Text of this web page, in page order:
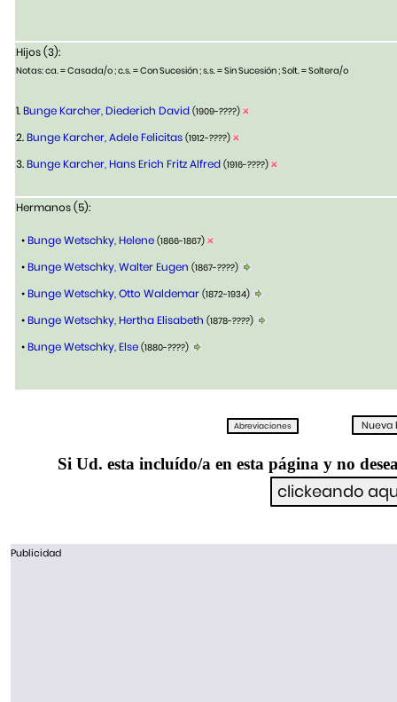
Hijos (3):
Notas: ca. = Casada/o ; c.s. = Con Sucesión ; s.s. = Sin Sucesión ; Solt. = Soltera/o
1.Bunge Karcher, Diederich David (1909-????)
2.Bunge Karcher, Adele Felicitas (1912-????)
3.Bunge Karcher, Hans Erich Fritz Alfred (1916-????)
Hermanos (5):
•Bunge Wetschky, Helene (1866-1867)
•Bunge Wetschky, Walter Eugen (1867-????)
•Bunge Wetschky, Otto Waldemar (1872-1934)
•Bunge Wetschky, Hertha Elisabeth (1878-????)
•Bunge Wetschky, Else (1880-????)
Si Ud. esta incluído/a en esta página y no
Publicidad